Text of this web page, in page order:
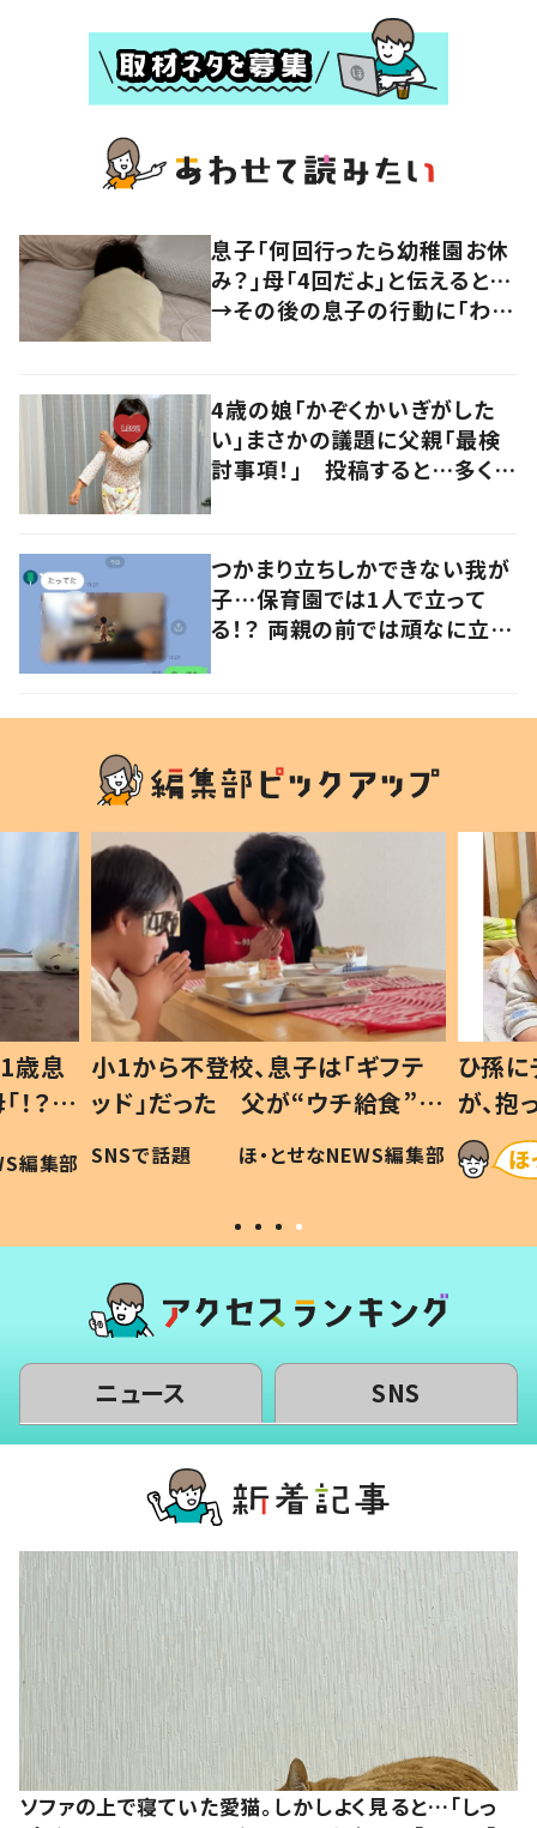
息子「何回行ったら幼稚園お休
み？」母「4回だよ」と伝えると…
→その後の息子の行動に「わか
4歳の娘「かぞくかいぎがした
い」まさかの議題に父親「最検
討事項！」 投稿すると…多くの
つかまり立ちしかできない我が
子…保育園では1人で立って
る！？ 両親の前では頑なに立た
歳息
？」
編集部
小1から不登校、息子は「ギフテ
ッド」だった 父が“ウチ給食”を
作り続ける理由とは #令和の親
#令和の子
SNSで話題 ほ・とせなNEWS編集部
ひ孫
が、
「涙が
い」
ニュース SNS
ソファの上で寝ていた愛猫。しかしよく見ると…「しっ